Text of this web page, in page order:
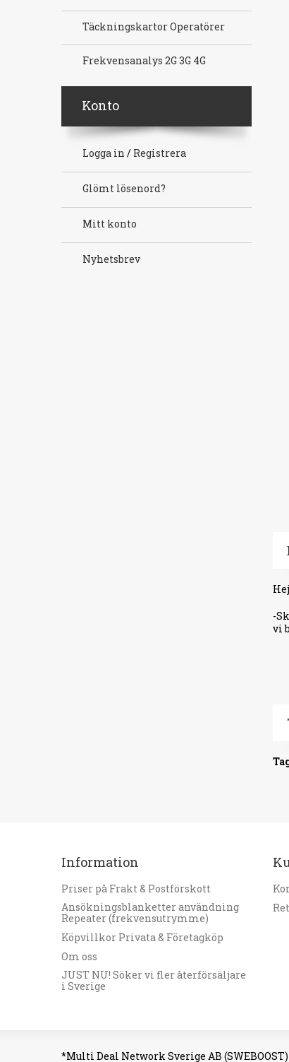
-
vi
Täckningskartor Operatörer
Frekvensanalys 2G 3G 4G
Konto
Logga in / Registrera
Glömt lösenord?
Mitt konto
Nyhetsbrev
Information
Priser på Frakt & Postförskott
Ansökningsblanketter användning
Repeater (frekvensutrymme)
Köpvillkor Privata & Företagköp
Om oss
JUST NU! Söker vi fler återförsäljare
i Sverige
*Multi Deal Network Sverige AB (SWEBOOST)